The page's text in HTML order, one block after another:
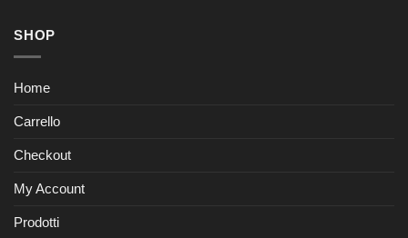
SHOP
Home
Carrello
Checkout
My Account
Prodotti